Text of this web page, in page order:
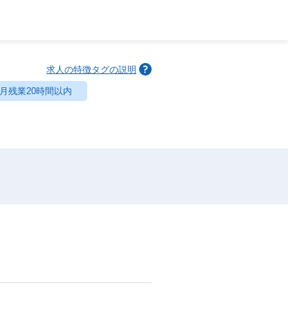
求人の特徴タグの説明
月残業20時間以内